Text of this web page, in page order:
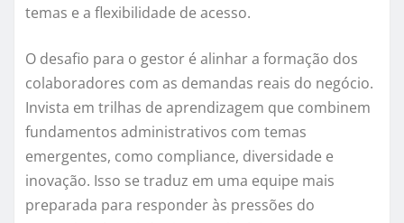
temas e a flexibilidade de acesso.
O desafio para o gestor é alinhar a formação dos
colaboradores com as demandas reais do negócio.
Invista em trilhas de aprendizagem que combinem
fundamentos administrativos com temas
emergentes, como compliance, diversidade e
inovação. Isso se traduz em uma equipe mais
preparada para responder às pressões do